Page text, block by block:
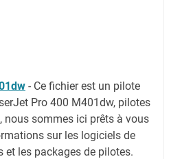
- Ce fichier est un pilote
Pro 400 M401dw, pilotes
nous sommes ici prêts à vous
sur les logiciels de
les packages de pilotes.